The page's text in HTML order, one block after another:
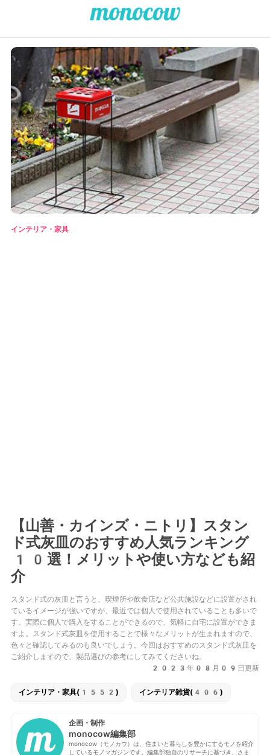
インテリア・家具
【山善・カインズ・ニトリ】スタン
ド式灰皿のおすすめ人気ランキング
10選！メリットや使い方なども紹
介
スタンド式の灰皿と言うと、喫煙所や飲食店など公共施設などに設置がされ
ているイメージが強いですが、最近では個人で使用されていることも多いで
す。実際に個人で購入をすることができるので、気軽に自宅に設置ができま
すよ。スタンド式灰皿を使用することで様々なメリットが生まれますので、
色々と確認してみるのも良いでしょう。今回はおすすめのスタンド式灰皿を
ご紹介しますので、製品選びの参考にしてみてくださいね。
2023年08月09日更新
インテリア・家具(1552) インテリア雑貨(406)
企画・制作
monocow編集部
monocow（モノカウ）は、住まいと暮らしを豊かにするモノを紹介
しているモノマガジンです。編集部独自のリサーチに基づき、さま